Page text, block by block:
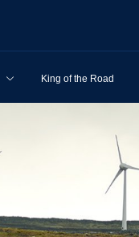
King of the Road